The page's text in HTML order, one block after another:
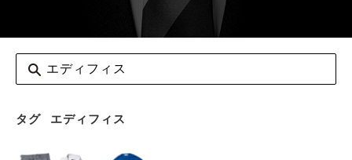
タグ エディフィス
CAR&BIKE
LIFESTYLE